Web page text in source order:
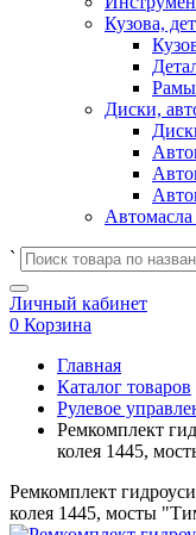
Кузова,
Рамы
Диски,
`
Личный кабинет
0 Корзина
Главная
Каталог товаров
Рулевое
Ремкомплект
колея 1445,
Ремкомплект
колея 1445, мосты